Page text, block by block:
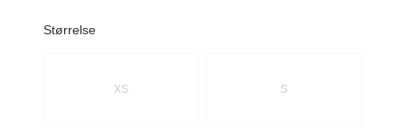
Størrelse
XS S